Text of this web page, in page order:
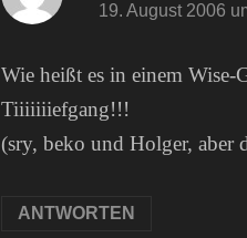
19. August 2006
Wie heißt es in einem Wise-
Tiiiiiiiefgang!!!
(sry, beko und Holger, aber
ANTWORTEN